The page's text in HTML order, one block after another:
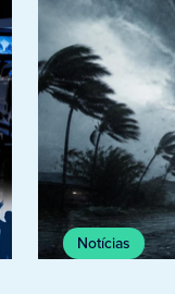
Notícias